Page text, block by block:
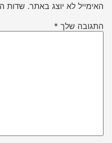
האימייל לא יוצג באתר. שדות
התגובה שלך *